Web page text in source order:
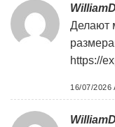
Делают
https://
16/07/2026